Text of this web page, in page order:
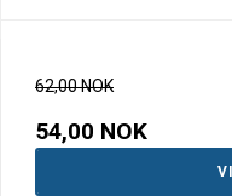
62,00 NOK
54,00 NOK